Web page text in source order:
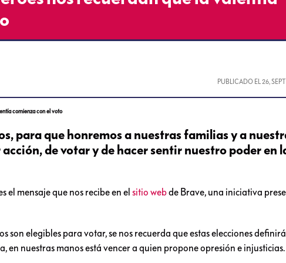
PUBLICADO EL 26,
comienza con el voto
para que honremos a nuestras familias y a
de votar y de hacer sentir nuestro poder en
el mensaje que nos recibe en elsitio webde Brave, una iniciativa
son elegibles para votar, se nos recuerda que estas elecciones
en nuestras manos está vencer a quien propone opresión e injusticias.